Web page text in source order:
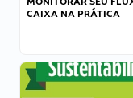
CAIXA NA PRÁTICA